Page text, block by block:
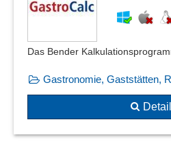
Das Bender
Gastronomie, Gaststätten,